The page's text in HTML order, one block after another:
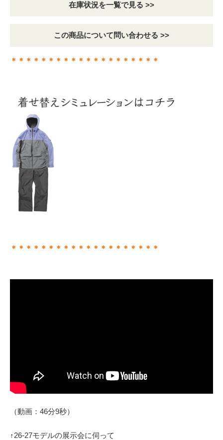
在庫状況を一覧で見る >>
この商品について問い合わせる >>
＊＊＊＊＊＊＊＊＊＊＊＊＊＊＊＊＊＊＊＊
＊＊＊＊＊＊＊＊＊＊＊＊＊＊＊＊＊＊＊＊
（動画：46分9秒）
↑26-27モデルの展示会に伺って